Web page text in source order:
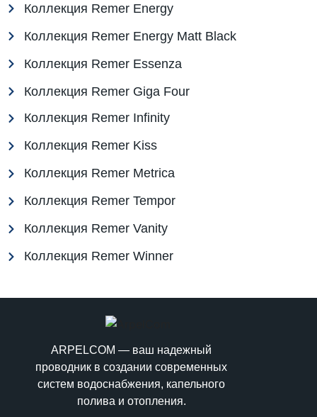
Коллекция Remer Energy
Коллекция Remer Energy Matt Black
Коллекция Remer Essenza
Коллекция Remer Giga Four
Коллекция Remer Infinity
Коллекция Remer Kiss
Коллекция Remer Metrica
Коллекция Remer Tempor
Коллекция Remer Vanity
Коллекция Remer Winner
ARPELCOM — ваш надежный
проводник в создании современных
систем водоснабжения, капельного
полива и отопления.